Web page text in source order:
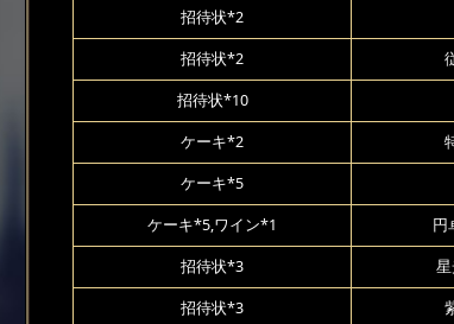
招待状*2
招待状*2
招待状*10
ケーキ*2
ケーキ*5
ケーキ*5,ワイン*1 円
招待状*3
招待状*3